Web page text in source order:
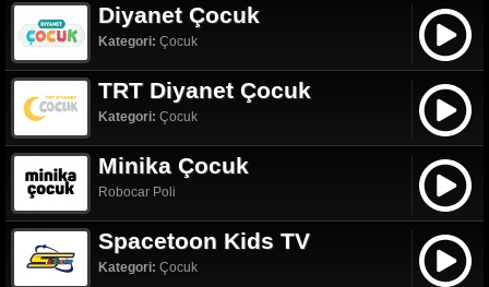
Diyanet Çocuk
Kategori: Çocuk
TRT Diyanet Çocuk
Kategori: Çocuk
Minika Çocuk
Robocar Poli
Spacetoon Kids TV
Kategori: Çocuk